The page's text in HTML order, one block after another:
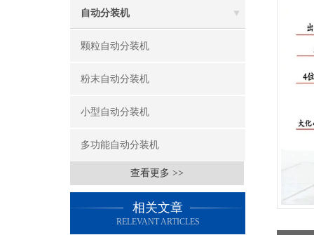
自动分装机
颗粒自动分装机
粉末自动分装机
小型自动分装机
多功能自动分装机
查看更多 >>
相关文章
RELEVANT ARTICLES